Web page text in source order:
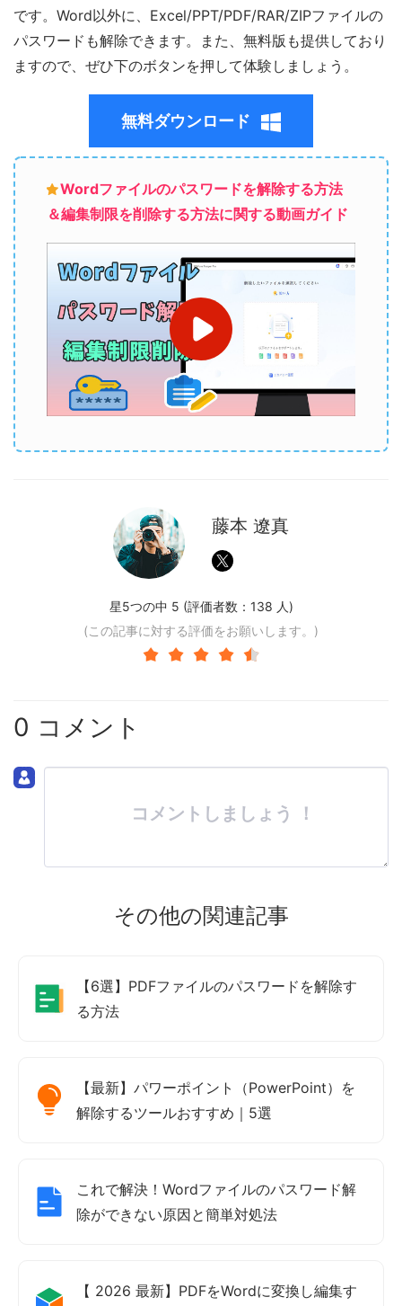
です。Word以外に、Excel/PPT/PDF/RAR/ZIPファイルの
パスワードも解除できます。また、無料版も提供しており
ますので、ぜひ下のボタンを押して体験しましょう。
無料ダウンロード
Wordファイルのパスワードを解除する方法
＆編集制限を削除する方法に関する動画ガイド
藤本 遼真
星5つの中 5 (評価者数： 138 人)
(この記事に対する評価をお願いします。)
0 コメント
コメントしましょう ！
その他の関連記事
【6選】PDFファイルのパスワードを解除す
る方法
【最新】パワーポイント（PowerPoint）を
解除するツールおすすめ｜5選
これで解決！Wordファイルのパスワード解
除ができない原因と簡単対処法
【 2026 最新】PDFをWordに変換し編集す